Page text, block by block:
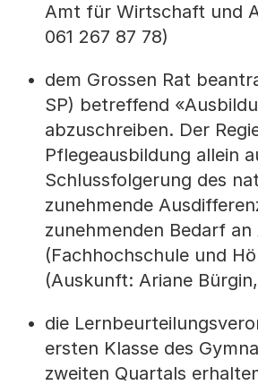
Amt für Wirtschaft und
061 267 87 78)
dem Grossen Rat
SP) betreffend
abzuschreiben. Der
Pflegeausbildung allein
Schlussfolgerung des
zunehmende
zunehmenden Bedarf
(Fachhochschule und
(Auskunft: Ariane
die
ersten Klasse des
zweiten Quartals